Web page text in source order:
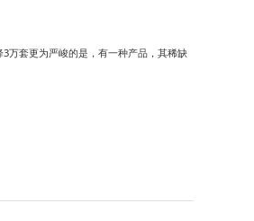
万套更为严峻的是，有一种产品，其稀缺